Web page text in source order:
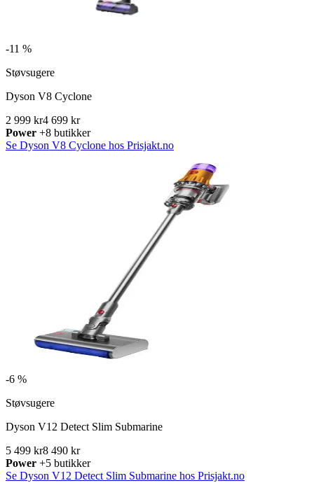
-11 %
Støvsugere
Dyson V8 Cyclone
2 999 kr4 699 kr
Power +8 butikker
Se Dyson V8 Cyclone hos Prisjakt.no
-6 %
Støvsugere
Dyson V12 Detect Slim Submarine
5 499 kr8 490 kr
Power +5 butikker
Se Dyson V12 Detect Slim Submarine hos Prisjakt.no